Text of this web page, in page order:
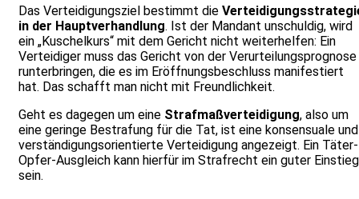
Das Verteidigungsziel bestimmt die
in der Hauptverhandlung. Ist der Mandant unschuldig, wird
ein „Kuschelkurs“ mit dem Gericht nicht weiterhelfen: Ein
Verteidiger muss das Gericht von der Verurteilungsprognose
runterbringen, die es im Eröffnungsbeschluss manifestiert
hat. Das schafft man nicht mit Freundlichkeit.
Geht es dagegen um eine Strafmaßverteidigung, also um
eine geringe Bestrafung für die Tat, ist eine konsensuale und
verständigungsorientierte Verteidigung angezeigt. Ein Täter-
Opfer-Ausgleich kann hierfür im Strafrecht ein guter Einstieg
sein.